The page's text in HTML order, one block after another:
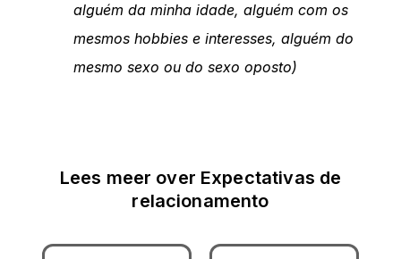
alguém da minha idade, alguém com os
mesmos hobbies e interesses, alguém do
mesmo sexo ou do sexo oposto)
Lees meer over Expectativas de
relacionamento